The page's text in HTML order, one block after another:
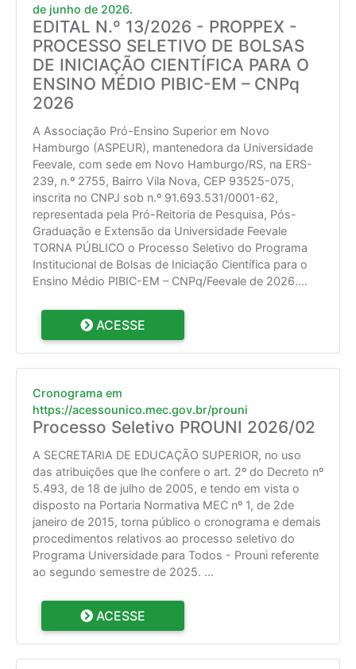
de junho de 2026.
EDITAL N.º 13/2026 - PROPPEX -
PROCESSO SELETIVO DE BOLSAS
DE INICIAÇÃO CIENTÍFICA PARA O
ENSINO MÉDIO PIBIC-EM – CNPq
2026
A Associação Pró-Ensino Superior em Novo
Hamburgo (ASPEUR), mantenedora da Universidade
Feevale, com sede em Novo Hamburgo/RS, na ERS-
239, n.º 2755, Bairro Vila Nova, CEP 93525-075,
inscrita no CNPJ sob n.º 91.693.531/0001-62,
representada pela Pró-Reitoria de Pesquisa, Pós-
Graduação e Extensão da Universidade Feevale
TORNA PÚBLICO o Processo Seletivo do Programa
Institucional de Bolsas de Iniciação Científica para o
Ensino Médio PIBIC-EM – CNPq/Feevale de 2026....
ACESSE
Cronograma em
https://acessounico.mec.gov.br/prouni
Processo Seletivo PROUNI 2026/02
A SECRETARIA DE EDUCAÇÃO SUPERIOR, no uso
das atribuições que lhe confere o art. 2º do Decreto nº
5.493, de 18 de julho de 2005, e tendo em vista o
disposto na Portaria Normativa MEC nº 1, de 2de
janeiro de 2015, torna público o cronograma e demais
procedimentos relativos ao processo seletivo do
Programa Universidade para Todos - Prouni referente
ao segundo semestre de 2025. ...
ACESSE